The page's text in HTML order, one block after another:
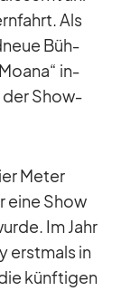
Als
Büh­
in­
der Show­
Me­ter
eine Show
Im Jahr
erst­mals in
künf­ti­gen